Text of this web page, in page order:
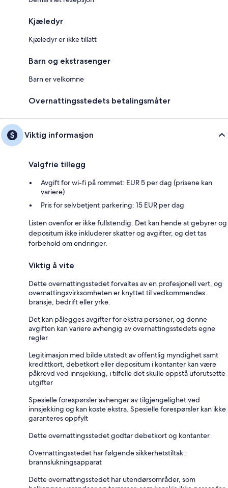
Kjæledyr
Kjæledyr er ikke tillatt
Barn og ekstrasenger
Barn er velkomne
Overnattingsstedets betalingsmåter
Viktig informasjon
Valgfrie tillegg
Avgift for wi-fi på rommet: EUR 5 per dag (prisene kan
variere)
Pris for selvbetjent parkering: 15 EUR per dag
Listen ovenfor er ikke fullstendig. Det kan hende at gebyrer og
depositum ikke inkluderer skatter og avgifter, og det tas
forbehold om endringer.
Viktig å vite
Dette overnattingsstedet forvaltes av en profesjonell vert, og
overnattingsvirksomheten er knyttet til vedkommendes
bransje, bedrift eller yrke.
Det kan pålegges avgifter for ekstra personer, og denne
avgiften kan variere avhengig av overnattingsstedets egne
regler
Legitimasjon med bilde utstedt av offentlig myndighet samt
kredittkort, debetkort eller depositum i kontanter kan være
påkrevd ved innsjekking, i tilfelle det skulle oppstå uforutsette
utgifter
Spesielle forespørsler avhenger av tilgjengelighet ved
innsjekking og kan koste ekstra. Spesielle forespørsler kan ikke
garanteres oppfylt
Dette overnattingsstedet godtar debetkort og kontanter
Overnattingsstedet har følgende sikkerhetstiltak:
brannslukningsapparat
Dette overnattingsstedet har utendørsområder, som